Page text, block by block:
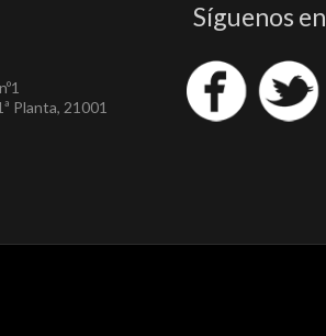
Planta, 21001
Síguenos en